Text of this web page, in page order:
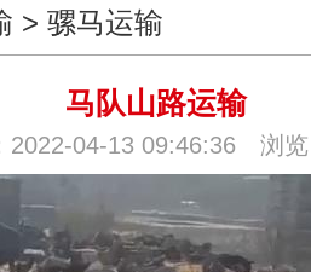
> 骡马运输
马队山路运输
2022-04-13 09:46:36 浏览